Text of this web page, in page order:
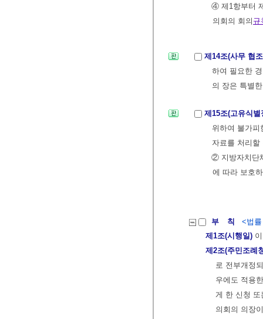
④ 제1항부터
의회의 회의 규
제14조(사무 협
하여 필요한
의 장은 특별
제15조(고유식
위하여 불가
자료를 처리할
② 지방자치단
에 따라 보호
부 칙
<법
제1조(시행일)
제2조(주민조례
로 전부개정
우에도 적용
게 한 신청 또
의회의 의장